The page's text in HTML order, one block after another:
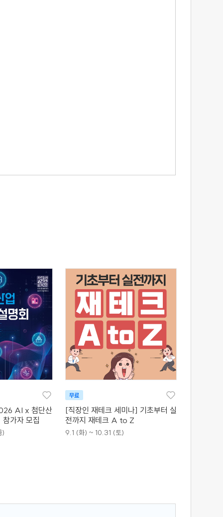
AI x 첨단산
가자 모집
)
무료
[직장인 재테크 세미나] 기초부터 실
전까지 재테크 A to Z
9.1 (화) ~ 10.31 (토)